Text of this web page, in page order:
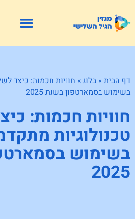
דף הבית » בלוג » חוויות חכמות: כיצד
בשימוש בסמארטפון בשנת 2025
חוויות חכמות:
טכנולוגיות
בשימוש
2025